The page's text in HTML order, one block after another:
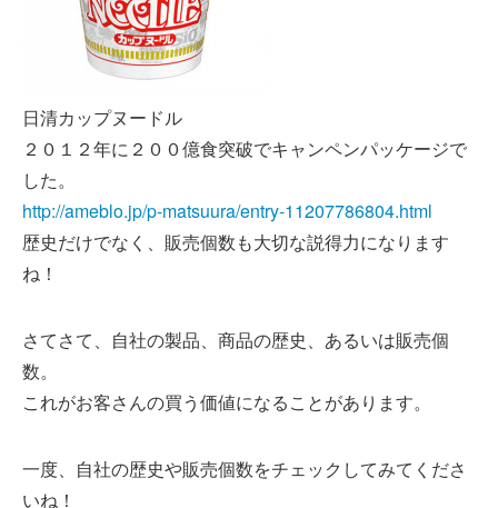
日清カップヌードル
２０１２年に２００億食突破でキャンペンパッケージで
した。
http://ameblo.jp/p-matsuura/entry-11207786804.html
歴史だけでなく、販売個数も大切な説得力になります
ね！
さてさて、自社の製品、商品の歴史、あるいは販売個
数。
これがお客さんの買う価値になることがあります。
一度、自社の歴史や販売個数をチェックしてみてくださ
いね！